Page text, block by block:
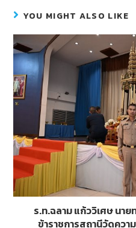
b
o
o
k
er e
n
g
er
YOU MIGHT ALSO LIKE
ร.ท.ฉลาม แก้ววิเศษ นา
ข้าราชการสถานีวัดควา